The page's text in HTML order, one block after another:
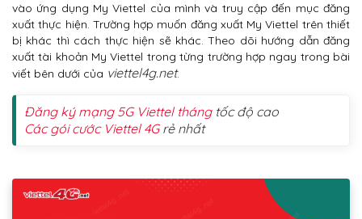
vào ứng dụng My Viettel của mình và truy cập đến mục đăng
xuất thực hiện. Trường hợp muốn đăng xuất My Viettel trên thiết
bị khác thì cách thực hiện sẽ khác. Theo dõi hướng dẫn đăng
xuất tài khoản My Viettel trong từng trường hợp ngay trong bài
viết bên dưới của viettel4g.net.
Đăng ký mạng 5G Viettel thángtốc độ cao
Các gói cước Viettel 4Grẻ nhất